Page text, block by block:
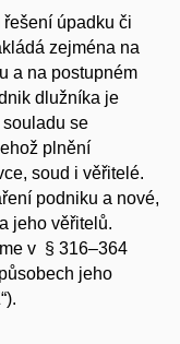
úpadku či
zejména na
a na postupném
dlužníka je
se
plnění
soud i věřitelé.
podniku a nové,
jeho věřitelů.
v § 316–364
jeho